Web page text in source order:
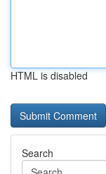
HTML is disabled
Search